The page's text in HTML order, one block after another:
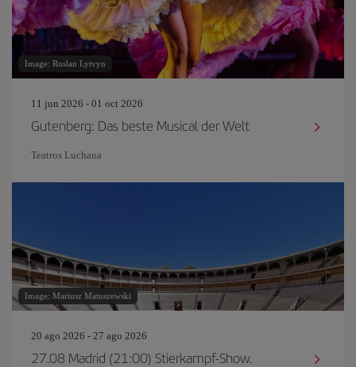
Image: Ruslan Lytvyn
11 jun 2026 - 01 oct 2026
Gutenberg: Das beste Musical der Welt
Teatros Luchana
Image: Mariusz Matuszewski
20 ago 2026 - 27 ago 2026
27.08 Madrid (21:00) Stierkampf-Show.